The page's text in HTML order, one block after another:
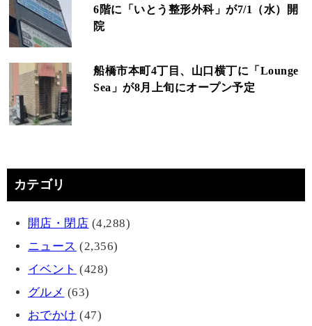
6階に「いとう整形外科」が7/1（水）開
院
船橋市本町4丁目、山口横丁に「Lounge
Sea」が8月上旬にオープン予定
カテゴリ
開店・閉店 (4,288)
ニュース (2,356)
イベント (428)
グルメ (63)
おでかけ (47)